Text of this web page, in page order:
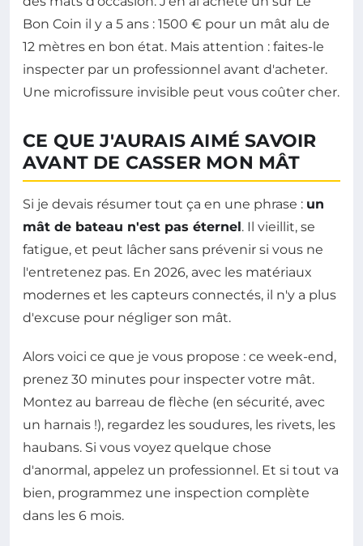
Bon Coin il y a 5 ans : 1500 € pour un mât alu de
12 mètres en bon état. Mais attention : faites-le
inspecter par un professionnel avant d'acheter.
Une microfissure invisible peut vous coûter cher.
CE QUE J'AURAIS AIMÉ SAVOIR
AVANT DE CASSER MON MÂT
Si je devais résumer tout ça en une phrase : un
mât de bateau n'est pas éternel. Il vieillit, se
fatigue, et peut lâcher sans prévenir si vous ne
l'entretenez pas. En 2026, avec les matériaux
modernes et les capteurs connectés, il n'y a plus
d'excuse pour négliger son mât.
Alors voici ce que je vous propose : ce week-end,
prenez 30 minutes pour inspecter votre mât.
Montez au barreau de flèche (en sécurité, avec
un harnais !), regardez les soudures, les rivets, les
haubans. Si vous voyez quelque chose
d'anormal, appelez un professionnel. Et si tout va
bien, programmez une inspection complète
dans les 6 mois.